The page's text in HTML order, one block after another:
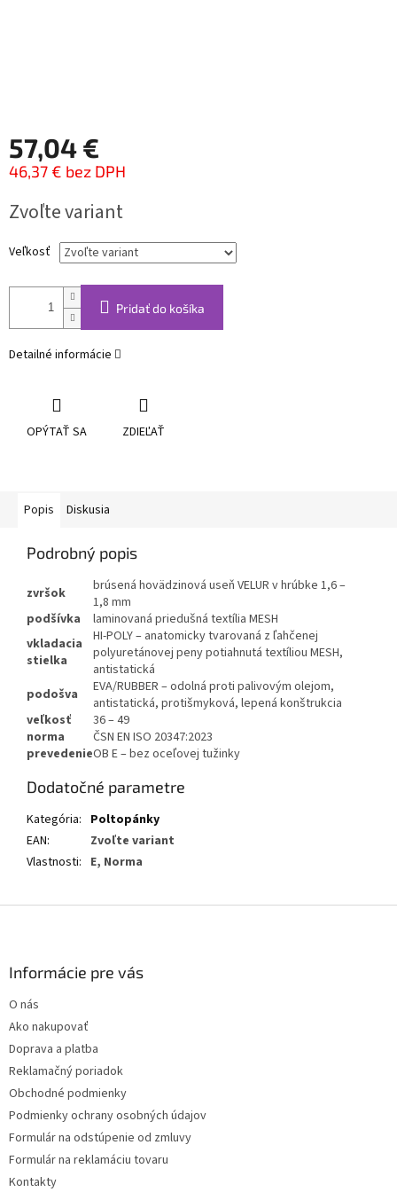
57,04 €
46,37 € bez DPH
cena:
Zvoľte variant
Veľkosť
Pridať do košíka
Detailné informácie
OPÝTAŤ SA ZDIEĽAŤ
Popis Diskusia
Podrobný popis
zvršok
brúsená hovädzinová useň VELUR v hrúbke 1,6 –
1,8 mm
podšívka
laminovaná priedušná textília MESH
vkladacia
stielka
HI-POLY – anatomicky tvarovaná z ľahčenej
polyuretánovej peny potiahnutá textíliou MESH,
antistatická
podošva
EVA/RUBBER – odolná proti palivovým olejom,
antistatická, protišmyková, lepená konštrukcia
veľkosť
36 – 49
norma
ČSN EN ISO 20347:2023
prevedenieOB E – bez oceľovej tužinky
Dodatočné parametre
Kategória: Poltopánky
EAN:
Zvoľte variant
Vlastnosti: E, Norma
Informácie pre vás
O nás
Ako nakupovať
Doprava a platba
Reklamačný poriadok
Obchodné podmienky
Podmienky ochrany osobných údajov
Formulár na odstúpenie od zmluvy
Formulár na reklamáciu tovaru
Kontakty